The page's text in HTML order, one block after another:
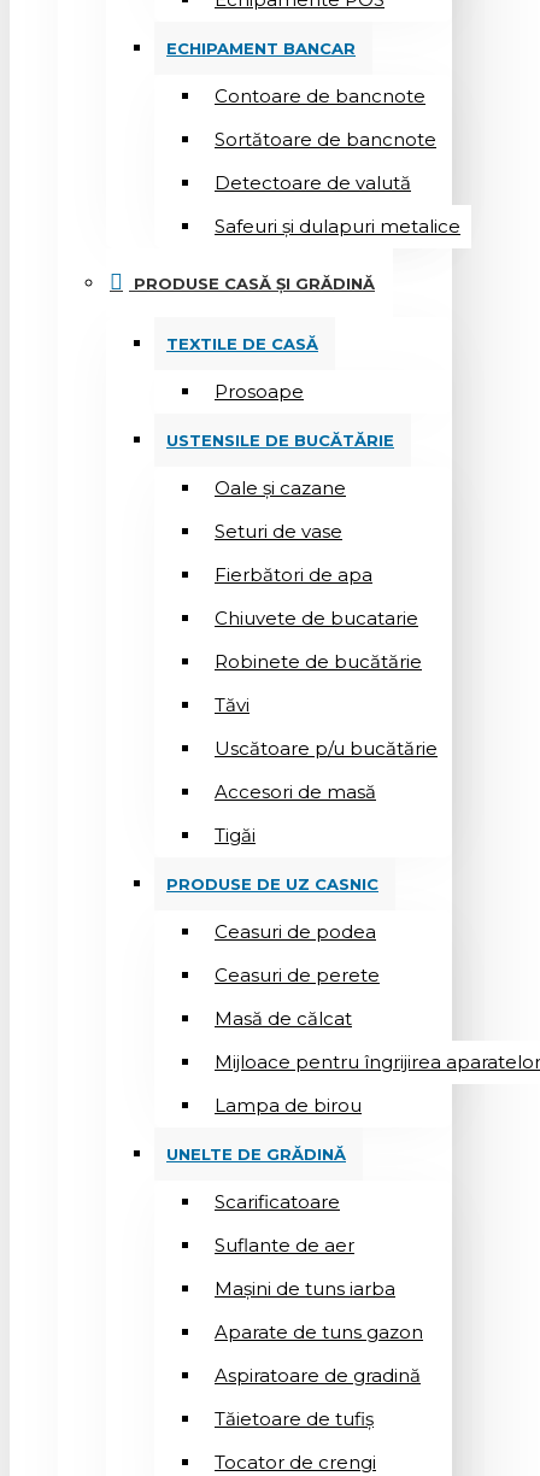
ECHIPAMENT BANCAR
Contoare de bancnote
Sortătoare de bancnote
Detectoare de valută
Safeuri și dulapuri metalice
PRODUSE CASĂ ȘI GRĂDINĂ
TEXTILE DE CASĂ
Prosoape
USTENSILE DE BUCĂTĂRIE
Oale și cazane
Seturi de vase
Fierbători de apa
Chiuvete de bucatarie
Robinete de bucătărie
Tăvi
Uscătoare p/u bucătărie
Accesori de masă
Tigăi
PRODUSE DE UZ CASNIC
Ceasuri de podea
Ceasuri de perete
Masă de călcat
Mijloace pentru îngrijirea
Lampa de birou
UNELTE DE GRĂDINĂ
Scarificatoare
Suflantе de aer
Mașini de tuns iarba
Aparate de tuns gazon
Aspiratoare de gradină
Tăietoare de tufiș
Tocator de crengi